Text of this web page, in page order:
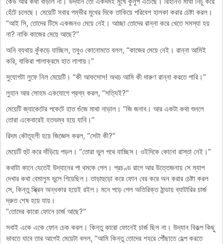
হেঁটে চলেছে। মেয়েটি সবার গম্ভীর মুখের দিকে তাকিয়ে পরিবেশ হালকা করার চেষ্টা করল।
“আই সি, তোদের টিমে একজনও মেয়ে নেই। আচ্ছা তোদের রান্না করে খেতে সমস্যা হয়
না? নাকি কাজের মেয়ে আছে?”
অনি ব্যথায় কুঁকড়ে যাচ্ছিল, তবুও কোনোমতে বলল, “কাজের মেয়ে নেই। রান্না আমিই
করি, বাকিরা পালাক্রমে হাত লাগায়।”
সুযোগটা লুফে নিল মেয়েটি। “কী আফসোস! অথচ আমি কী দারুণ রান্না করতে পারি।”
লুহান আর সোহম একযোগে প্রশ্ন করল, “সত্যিই?”
মেয়েটি জ্যাকেটের পকেটে হাত গুঁজে মাথা নাড়াল। “জি জনাব। আর একটা কথা শুনলে
তোরা একেবারেই হতভম্ব হয়ে যাবি।”
রিদম কৌতূহলী হয়ে জিজ্ঞেস করল, “সেটা কী?”
​মেয়েটি হুট করে দাঁড়িয়ে পড়ল। “তোরা ভুল পথে যাচ্ছিস। ওইদিকে কোনো রাস্তা নেই।”
কথাটা কানে যেতেই উদ্যানের পা থমকে গেল। প্রচণ্ড রাগে আর উত্তেজনায় সে ম্যাপ
দেখার কথা বেমালুম ভুলে গিয়েছিল। তাড়াহুড়ো করে ফোন বের করে অন করার চেষ্টা করল
সে, কিন্তু স্ক্রিন অন্ধকার হয়েই রইল। মনে পড়ে গেল অতিরিক্ত ঠান্ডায় ব্যাটারির চার্জ
দ্রুত শেষ হয়ে যায়।
“তোদের কারো ফোনে চার্জ আছে?”
সবাই একে একে ফোন চেক করল। কিন্তু কারো ফোনেই চার্জ ছিল না। উদ্যান বিকল্প কিছু
ভাবতে যাবে তার আগেই মেয়েটা বলল, “আমি কিন্তু তোদের শহরে পৌঁছাতে হেল্প করতে